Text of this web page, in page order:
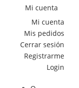
Mi cuenta
Mi cuenta
Mis pedidos
Cerrar sesión
Registrarme
Login